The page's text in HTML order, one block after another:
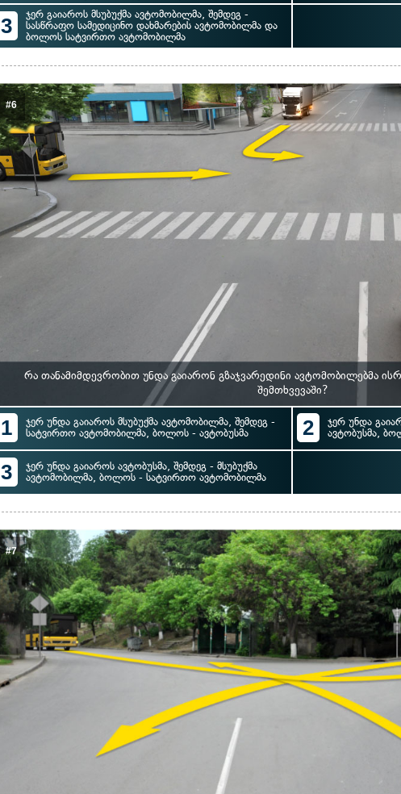
3
ჯერ გაიაროს მსუბუქმა ავტომობილმა, შემდეგ -
სასწრაფო სამედიცინო დახმარების ავტომობილმა და
ბოლოს სატვირთო ავტომობილმა
#6
რა თანამიმდევრობით უნდა გაიარონ გზაჯვარედინი ავტომობილებმა
შემთხვევაში?
1
ჯერ უნდა გაიაროს მსუბუქმა ავტომობილმა, შემდეგ -
სატვირთო ავტომობილმა, ბოლოს - ავტობუსმა
2
ჯერ უნდა
ავტობუსმა,
3
ჯერ უნდა გაიაროს ავტობუსმა, შემდეგ - მსუბუქმა
ავტომობილმა, ბოლოს - სატვირთო ავტომობილმა
#7